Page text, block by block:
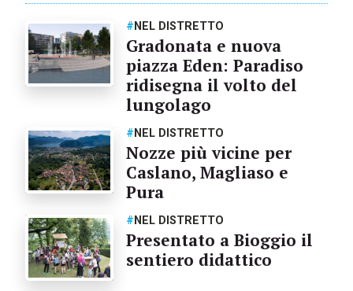
# NEL DISTRETTO
Gradonata e nuova
piazza Eden: Paradiso
ridisegna il volto del
lungolago
# NEL DISTRETTO
Nozze più vicine per
Caslano, Magliaso e
Pura
# NEL DISTRETTO
Presentato a Bioggio il
sentiero didattico